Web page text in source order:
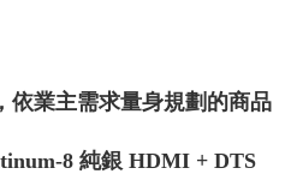
依業主需求量身規劃的商品
8 純銀 HDMI + DTS